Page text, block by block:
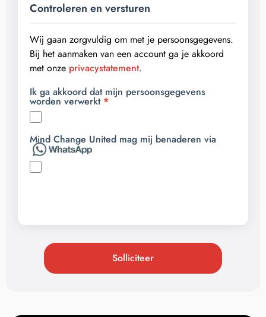
Controleren en versturen
Wij gaan zorgvuldig om met je persoonsgegevens.
Bij het aanmaken van een account ga je akkoord
met onze privacystatement.
Ik ga akkoord dat mijn persoonsgegevens
worden verwerkt
Mind Change United mag mij benaderen via
Solliciteer